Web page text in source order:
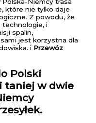
które nie tylko daje
Z powodu, że
i
spalin,
jest korzystna dla
i Przewóz
Polski
taniej w dwie